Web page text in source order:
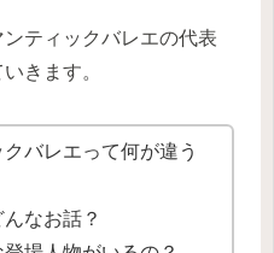
ティックバレエの代表
きます。
クバレエって何が違う
んなお話？